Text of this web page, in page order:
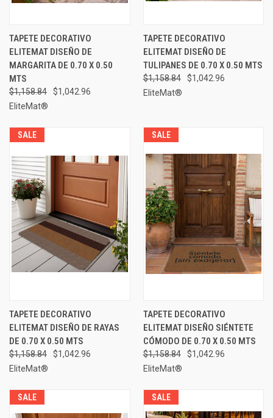
TAPETE DECORATIVO
ELITEMAT DISEÑO DE
MARGARITA DE 0.70 X 0.50
MTS
$1,158.84
$1,042.96
EliteMat®
TAPETE DECORATIVO
ELITEMAT DISEÑO DE
TULIPANES DE 0.70 X 0.50 MTS
$1,158.84
$1,042.96
EliteMat®
SALE
TAPETE DECORATIVO
ELITEMAT DISEÑO DE RAYAS
DE 0.70 X 0.50 MTS
$1,158.84
$1,042.96
EliteMat®
SALE
TAPETE DECORATIVO
ELITEMAT DISEÑO SIÉNTETE
CÓMODO DE 0.70 X 0.50 MTS
$1,158.84
$1,042.96
EliteMat®
SALE SALE